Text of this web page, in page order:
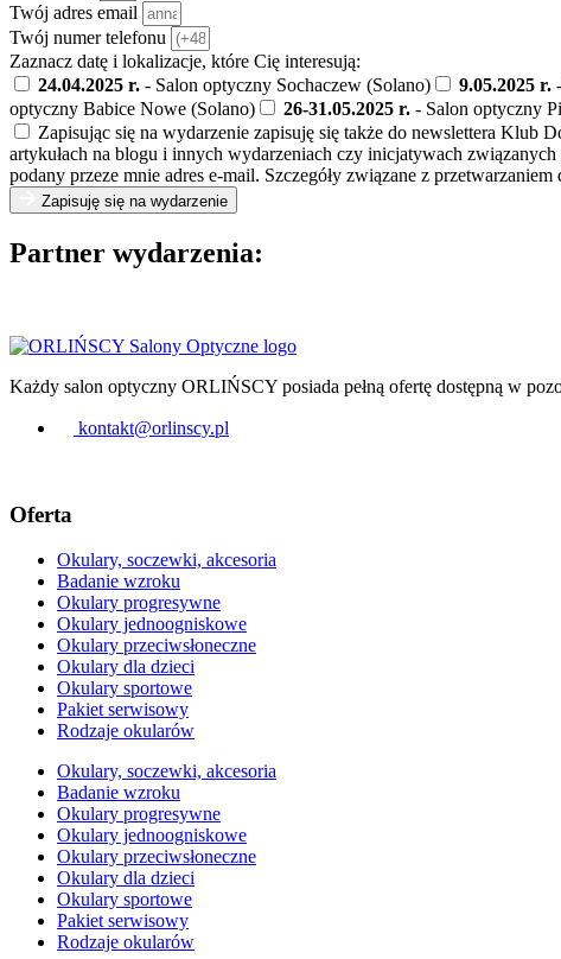
Twój adres email
Twój numer telefonu
Zaznacz datę i lokalizacje, które Cię interesują:
24.04.2025 r. - Salon optyczny Sochaczew (Solano) 9.05.2025 r.
optyczny Babice Nowe (Solano)
26-31.05.2025 r. - Salon optyczny
Zapisując się na wydarzenie zapisuję się także do newslettera
artykułach na blogu i innych wydarzeniach czy inicjatywach
podany przeze mnie adres e-mail. Szczegóły związane z
Zapisuję się na wydarzenie
Partner wydarzenia:
Każdy salon optyczny ORLIŃSCY posiada pełną ofertę dostępną w
kontakt@orlinscy.pl
Oferta
Okulary, soczewki, akcesoria
Badanie wzroku
Okulary progresywne
Okulary jednoogniskowe
Okulary przeciwsłoneczne
Okulary dla dzieci
Okulary sportowe
Pakiet serwisowy
Rodzaje okularów
Okulary, soczewki, akcesoria
Badanie wzroku
Okulary progresywne
Okulary jednoogniskowe
Okulary przeciwsłoneczne
Okulary dla dzieci
Okulary sportowe
Pakiet serwisowy
Rodzaje okularów